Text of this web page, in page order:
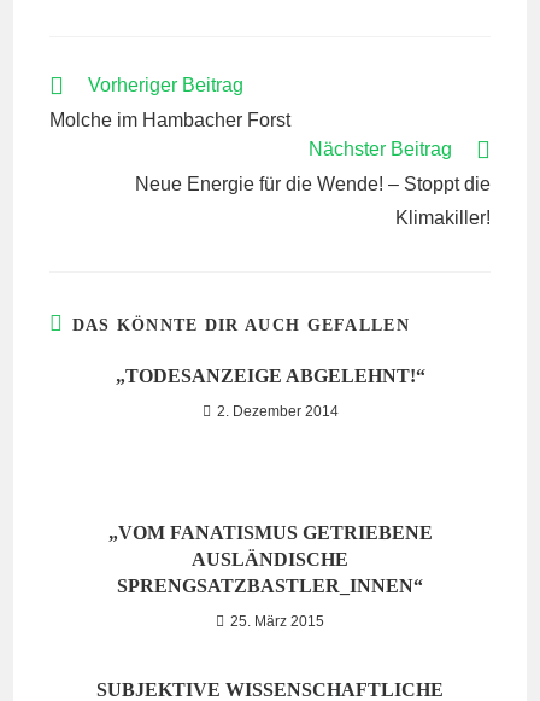
WEITERE
ANSEHEN
Vorheriger Beitrag
Molche im Hambacher Forst
Nächster Beitrag
Neue Energie für die Wende! – Stoppt die
Klimakiller!
DAS KÖNNTE DIR AUCH GEFALLEN
„TODESANZEIGE ABGELEHNT!“
2. Dezember 2014
„VOM FANATISMUS GETRIEBENE
AUSLÄNDISCHE
SPRENGSATZBASTLER_INNEN“
25. März 2015
SUBJEKTIVE WISSENSCHAFTLICHE